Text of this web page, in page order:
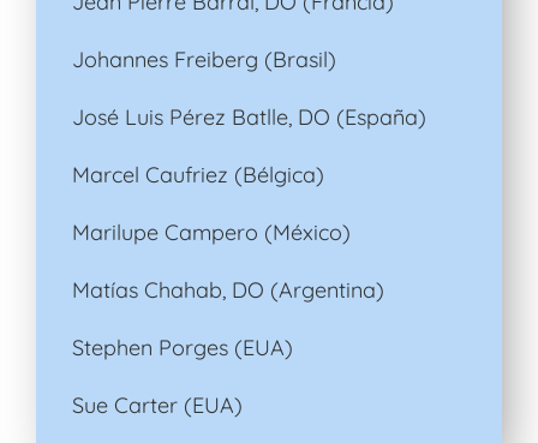
Johannes Freiberg (Brasil)
José Luis Pérez Batlle, DO (España)
Marcel Caufriez (Bélgica)
Marilupe Campero (México)
Matías Chahab, DO (Argentina)
Stephen Porges (EUA)
Sue Carter (EUA)